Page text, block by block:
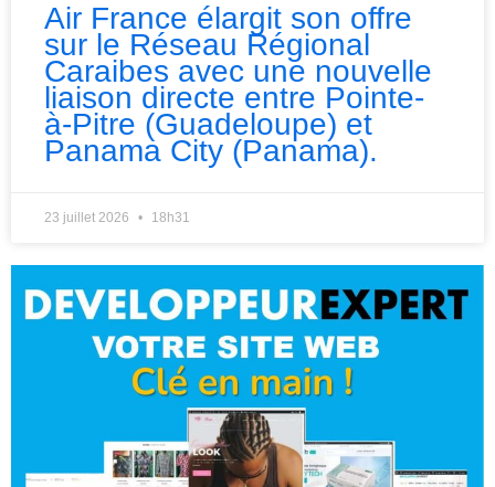
Air France élargit son offre
sur le Réseau Régional
Caraibes avec une nouvelle
liaison directe entre Pointe-
à-Pitre (Guadeloupe) et
Panama City (Panama).
23 juillet 2026 18h31